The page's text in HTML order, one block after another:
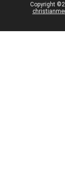
Copyright